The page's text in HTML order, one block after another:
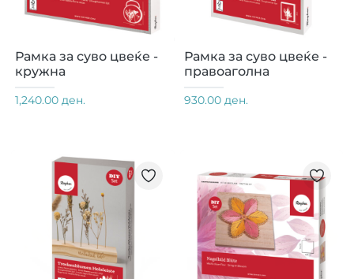
Рамка за суво цвеќе -
кружна
1,240.00 ден.
Рамка за суво цвеќе -
правоаголна
930.00 ден.